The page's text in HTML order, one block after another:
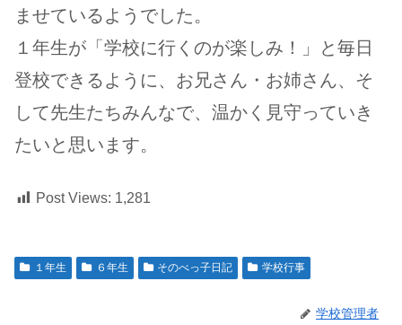
ませているようでした。
１年生が「学校に行くのが楽しみ！」と毎日
登校できるように、お兄さん・お姉さん、そ
して先生たちみんなで、温かく見守っていき
たいと思います。
Post Views: 1,281
１年生 ６年生 そのべっ子日記 学校行事
学校管理者